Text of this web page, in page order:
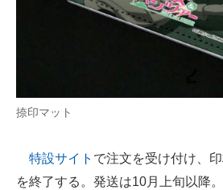
捺印マット
特設サイト で注文を受け付け、
を終了する。発送は10月上旬以降。